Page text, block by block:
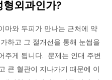
형외과인가?
마와 두피가 만나는 근처에 약
하고 그 절개선을 통해 눈썹을
주게 됩니다. 문제는 인대 주변
큰 혈관이 지나가기 때문에 이